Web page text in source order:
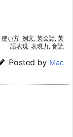
使い方, 例文, 英会話, 英
語表現, 表現力, 音読
Posted by Mac